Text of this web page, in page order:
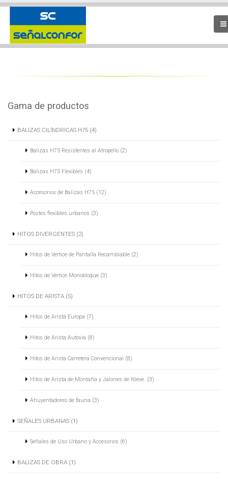
Gama de productos
BALIZAS CILÍNDRICAS H75 (4)
Balizas H75 Resistentes al Atropello (2)
Balizas H75 Flexibles (4)
Accesorios de Balizas H75 (12)
Postes flexibles urbanos (3)
HITOS DIVERGENTES (2)
Hitos de Vértice de Pantalla Recambiable (2)
Hitos de Vértice Monobloque (3)
HITOS DE ARISTA (5)
Hitos de Arista Europa (7)
Hitos de Arista Autovía (8)
Hitos de Arista Carretera Convencional (8)
Hitos de Arista de Montaña y Jalones de Nieve. (3)
Ahuyentadores de fauna (3)
SEÑALES URBANAS (1)
Señales de Uso Urbano y Accesorios (6)
BALIZAS DE OBRA (1)